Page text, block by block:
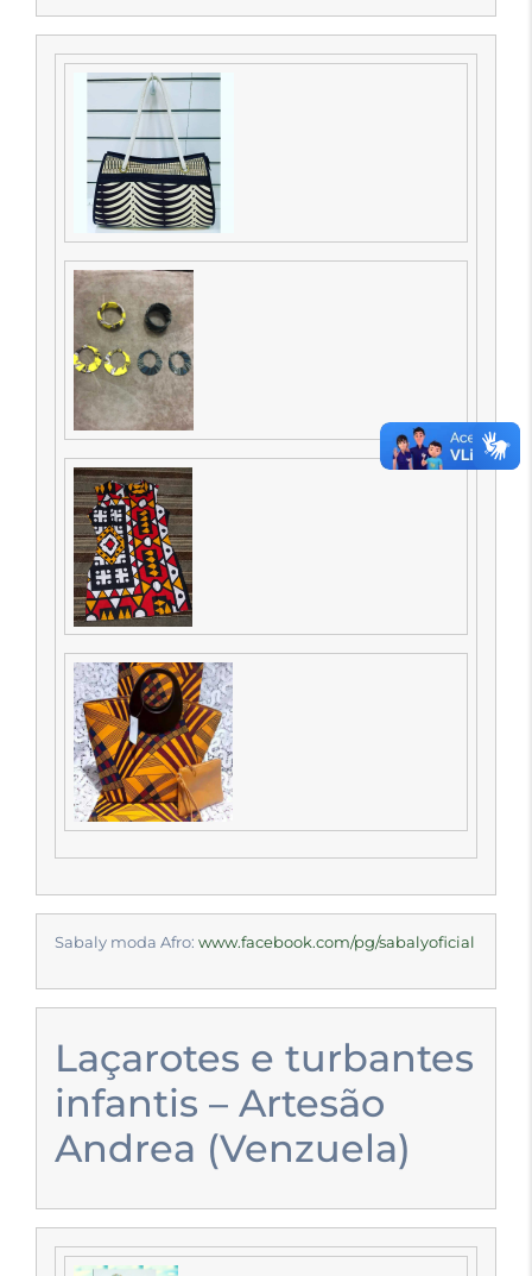
Sabaly moda Afro: www.facebook.com/pg/sabalyoficial
Laçarotes e turbantes
infantis – Artesão
Andrea (Venzuela)